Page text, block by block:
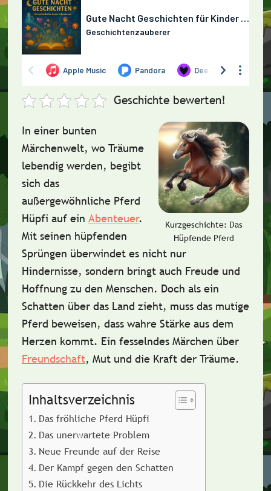
Geschichte bewerten!
Kurzgeschichte: Das
Hüpfende Pferd
In einer bunten
Märchenwelt, wo Träume
lebendig werden, begibt
sich das
außergewöhnliche Pferd
Hüpfi auf ein Abenteuer.
Mit seinen hüpfenden
Sprüngen überwindet es nicht nur
Hindernisse, sondern bringt auch Freude und
Hoffnung zu den Menschen. Doch als ein
Schatten über das Land zieht, muss das mutige
Pferd beweisen, dass wahre Stärke aus dem
Herzen kommt. Ein fesselndes Märchen über
Freundschaft, Mutund die Kraft der Träume.
Inhaltsverzeichnis
Das fröhliche Pferd Hüpfi
Das unerwartete Problem
Neue Freunde auf der Reise
Der Kampf gegen den Schatten
Die Rückkehr des Lichts